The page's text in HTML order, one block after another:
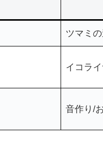
ツマミ
イコラ
音作り/